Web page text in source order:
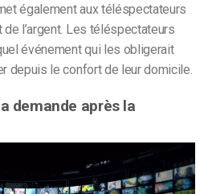
également aux téléspectateurs
l’argent. Les téléspectateurs
événement qui les obligerait
depuis le confort de leur domicile.
demande après la